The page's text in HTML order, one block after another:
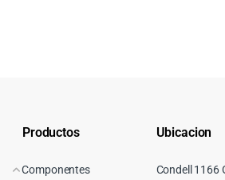
Productos
Componentes
Ubicacion
Condell 1166